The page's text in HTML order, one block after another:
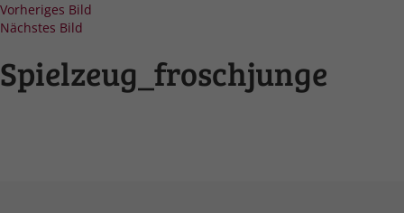
Vorheriges Bild
Nächstes Bild
Spielzeug_froschjunge